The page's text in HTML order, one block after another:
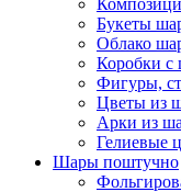
Букеты
Облако
Коробки с
Фигуры,
Цветы из
Арки из
Гелиевые
Шары поштучно